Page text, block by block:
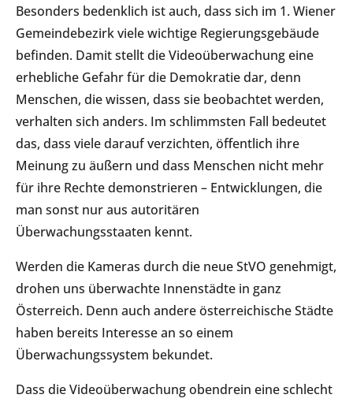
Besonders bedenklich ist auch, dass sich im 1. Wiener
Gemeindebezirk viele wichtige Regierungsgebäude
befinden. Damit stellt die Videoüberwachung eine
erhebliche Gefahr für die Demokratie dar, denn
Menschen, die wissen, dass sie beobachtet werden,
verhalten sich anders. Im schlimmsten Fall bedeutet
das, dass viele darauf verzichten, öffentlich ihre
Meinung zu äußern und dass Menschen nicht mehr
für ihre Rechte demonstrieren – Entwicklungen, die
man sonst nur aus autoritären
Überwachungsstaaten kennt.
Werden die Kameras durch die neue StVO genehmigt,
drohen uns überwachte Innenstädte in ganz
Österreich. Denn auch andere österreichische Städte
haben bereits Interesse an so einem
Überwachungssystem bekundet.
Dass die Videoüberwachung obendrein eine schlecht